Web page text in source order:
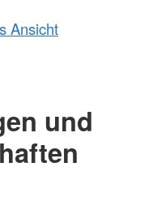
Ansicht
und